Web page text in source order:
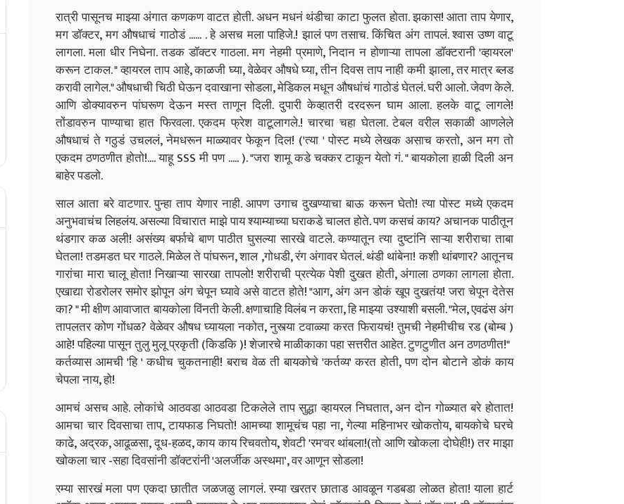
रात्री पासूनच माझ्या अंगात कणकण वाटत होती. अधन मधनं थंडीचा काटा फुलत होता. झकास! आता ताप येणार,
मग डॉक्टर, मग औषधाचं गाठोडं ...... . हे असच मला पाहिजे.! झालं पण तसाच. किंचित अंग तापलं. श्वास उष्ण वाटू
लागला. मला धीर निघेना. तडक डॉक्टर गाठला. मग नेहमी प्रमाणे, निदान न होणाऱ्या तापला डॉक्टरानी 'व्हायरल'
करून टाकल." व्हायरल ताप आहे, काळजी घ्या, वेळेवर औषधे घ्या, तीन दिवस ताप नाही कमी झाला, तर मात्र ब्लड
करावी लागेल."औषधाची चिठी घेऊन दवाखाना सोडला, मेडिकल मधून औषधांचं गाठोडं घेतलं. घरी आलो. जेवण केले.
आणि डोक्यावरुन पांघरूण देऊन मस्त ताणून दिली. दुपारी केव्हातरी दरदरून घाम आला. हलके वाटू लागले!
तोंडावरुन पाण्याचा हात फिरवला. एकदम फ्रेश वाटूलागले.! चारचा चहा घेतला. टेबल वरील सकाळी आणलेले
औषधाचं ते गठुडं उचललं, नेमधरून माळ्यावर फेकून दिल! ('त्या ' पोस्ट मध्ये लेखक असाच करतो, अन मग तो
एकदम ठणठणीत होतो!.... याहू SSS मी पण ..... ). "जरा शामू कडे चक्कर टाकून येतो गं. " बायकोला हाळी दिली अन
बाहेर पडलो.
साल आता बरे वाटणार. पुन्हा ताप येणार नाही. आपण उगाच दुखण्याचा बाऊ करून घेतो! त्या पोस्ट मध्ये एकदम
अनुभवाचंच लिहलंय. असल्या विचारात माझे पाय श्याम्याच्या घराकडे चालत होते. पण कसचं काय? अचानक पाठीतून
थंडगार कळ अली! असंख्य बर्फाचे बाण पाठीत घुसल्या सारखे वाटले. कण्यातून त्या दुष्टांनि साऱ्या शरीराचा ताबा
घेतला! तडमडत घर गाठले. मिळेल ते पांघरून, शाल ,गोधडी, रंग अंगावर घेतलं. थंडी थांबेना! कशी थांबणार? आतूनच
गारांचा मारा चालू होता! निखाऱ्या सारखा तापलो! शरीराची प्रत्येक पेशी दुखत होती, अंगाला ठणका लागला होता.
एखाद्या रोडरोलर समोर झोपून अंग चेपून घ्यावे असे वाटत होते!"आग, अंग अन डोकं खूप दुखतंय! जरा चेपून देतेस
का? " मी क्षीण आवाजात बायकोला विंनती केली. क्षणाचाहि विलंब न करता, हि माझ्या उश्याशी बसली."मेल, एवढंस अंग
तापलतर कोण गोंधळ? वेळेवर औषध घ्यायला नकोत, नुस्त्या टवाळ्या करत फिरायचं! तुमची नेहमीचीच रड (बोम्ब )
आहे! पहिल्या पासून तुलु मुलू प्रकृती (किडकि )! शेजारचे माळीकाका पहा सत्तरीत आहेत. टुणटुणीत अन ठणठणीत!"
कर्तव्यास आमची 'हि ' कधीच चुकतनाही! बराच वेळ ती बायकोचे 'कर्तव्य' करत होती, पण दोन बोटाने डोकं काय
चेपला नाय, हो!
आमचं असच आहे. लोकांचे आठवडा आठवडा टिकलेले ताप सुद्धा व्हायरल निघतात, अन दोन गोळ्यात बरे होतात!
आमचा चार दिवसाचा ताप, टायफाड निघतो! आमच्या शामूचंच पहा ना, गेल्या महिनाभर खोकतोय, बायकोचे घरचे
काढे, अद्रक, आढूळसा, दूध-हळद, काय काय रिचवतोय, शेवटी 'रम'वर थांबला!(तो आणि खोकला दोघेही!) तर माझा
खोकला चार -सहा दिवसांनी डॉक्टरांनी 'अलर्जीक अस्थमा', वर आणून सोडला!
रम्या सारखं मला पण एकदा छातीत जळजळु लागलं. रम्या खरतर छाताड आवळून गडबडा लोळत होता! याला हार्ट